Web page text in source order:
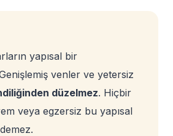
yapısal bir
venler ve yetersiz
düzelmez. Hiçbir
veya egzersiz bu yapısal